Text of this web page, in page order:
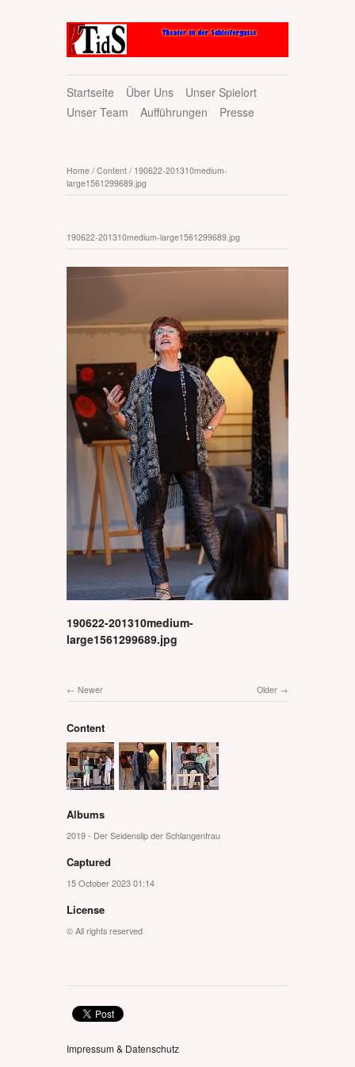
Startseite Über Uns
Unser Spielort
Unser Team
Aufführungen Presse
Home / Content / 190622-201310medium-
large1561299689.jpg
190622-201310medium-large1561299689.jpg
190622-201310medium-
large1561299689.jpg
Older
Newer
Content
Albums
2019 - Der Seidenslip der Schlangenfrau
Captured
15 October 2023 01:14
License
© All rights reserved
Impressum & Datenschutz